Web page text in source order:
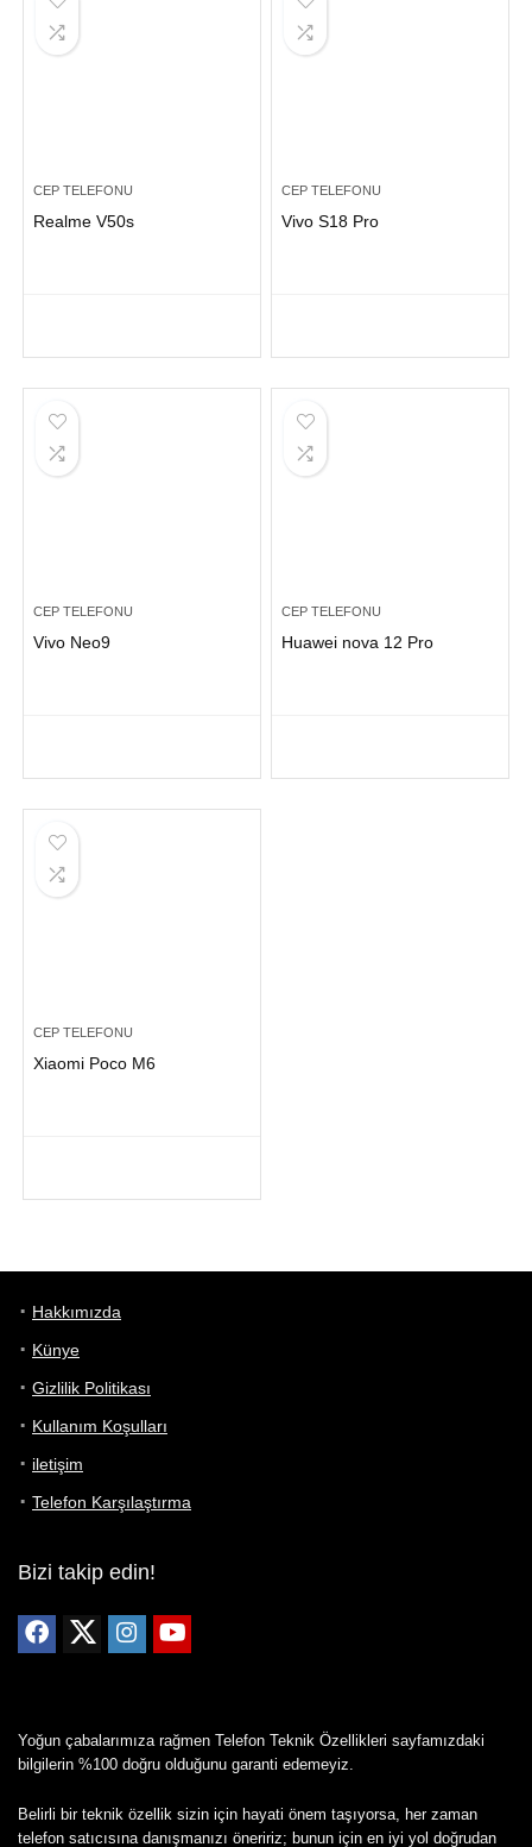
CEP TELEFONU
Realme V50s
CEP TELEFONU
Vivo S18 Pro
CEP TELEFONU
Vivo Neo9
CEP TELEFONU
Huawei nova 12 Pro
CEP TELEFONU
Xiaomi Poco M6
Hakkımızda
Künye
Gizlilik Politikası
Kullanım Koşulları
iletişim
Telefon Karşılaştırma
Bizi takip edin!
Yoğun çabalarımıza rağmen Telefon Teknik Özellikleri sayfamızdaki
bilgilerin %100 doğru olduğunu garanti edemeyiz.
Belirli bir teknik özellik sizin için hayati önem taşıyorsa, her zaman
telefon satıcısına danışmanızı öneririz; bunun için en iyi yol doğrudan